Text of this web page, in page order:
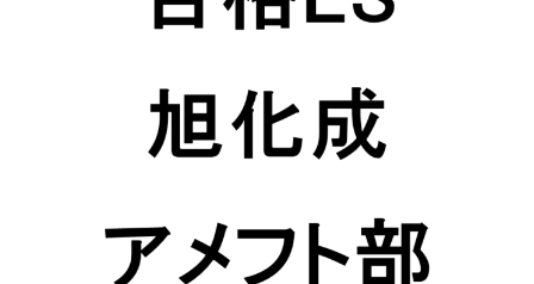
230以上の国・地域で愛される日本屈指のゲーム
以上営業増益を達成 ｜ プライム上場 ｜ カプコン
体育会積極採用企業
インターン!! 】 M&A仲介業 ｜ 入社2年目の参考
年収1,631万円 ｜ 設立以降連続売上増 ｜ 土日祝